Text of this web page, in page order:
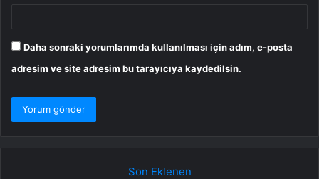
Daha sonraki yorumlarımda kullanılması için adım, e-posta
adresim ve site adresim bu tarayıcıya kaydedilsin.
Son Eklenen